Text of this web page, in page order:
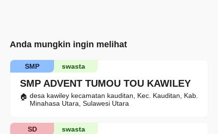
Anda mungkin ingin melihat
SMP ADVENT TUMOU TOU KAWILEY
swasta
SMP
desa kawiley kecamatan kauditan, Kec. Kauditan, Kab.
Minahasa Utara, Sulawesi Utara
swasta
SD